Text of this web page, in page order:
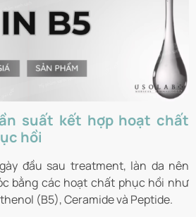
suất kết hợp hoạt chất
hồi
đầu sau treatment, làn da nên
bằng các hoạt chất phục hồi như
(B5), Ceramide và Peptide.